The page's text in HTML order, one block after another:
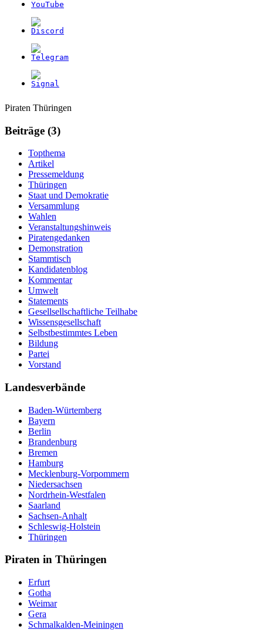
Weitere
Informationen
Navigation
Piraten Thüringen
Beiträge (3)
Topthema
Artikel
Pressemeldung
Thüringen
Staat und Demokratie
Versammlung
Wahlen
Veranstaltungshinweis
Piratengedanken
Demonstration
Stammtisch
Kandidatenblog
Kommentar
Umwelt
Statements
Gesellsellschaftliche Teilhabe
Wissensgesellschaft
Selbstbestimmtes Leben
Bildung
Partei
Vorstand
Landesverbände
Baden-Würtemberg
Bayern
Berlin
Brandenburg
Bremen
Hamburg
Mecklenburg-Vorpommern
Niedersachsen
Nordrhein-Westfalen
Saarland
Sachsen-Anhalt
Schleswig-Holstein
Thüringen
Piraten in Thüringen
Erfurt
Gotha
Weimar
Gera
Schmalkalden-Meiningen